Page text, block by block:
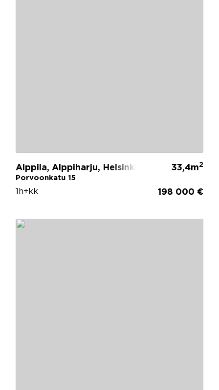
Alppila, Alppiharju, Helsinki
Porvoonkatu 15
33,4m2
1h+kk 198 000 €